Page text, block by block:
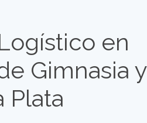
en
Gimnasia y
Plata